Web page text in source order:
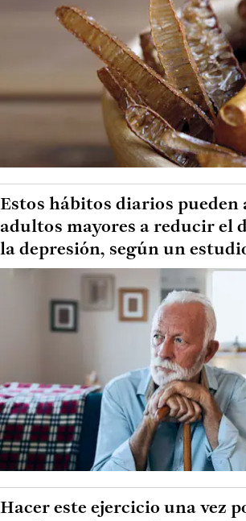
Estos hábitos diarios pueden
adultos mayores a reducir el
la depresión, según un
Hacer este ejercicio una vez